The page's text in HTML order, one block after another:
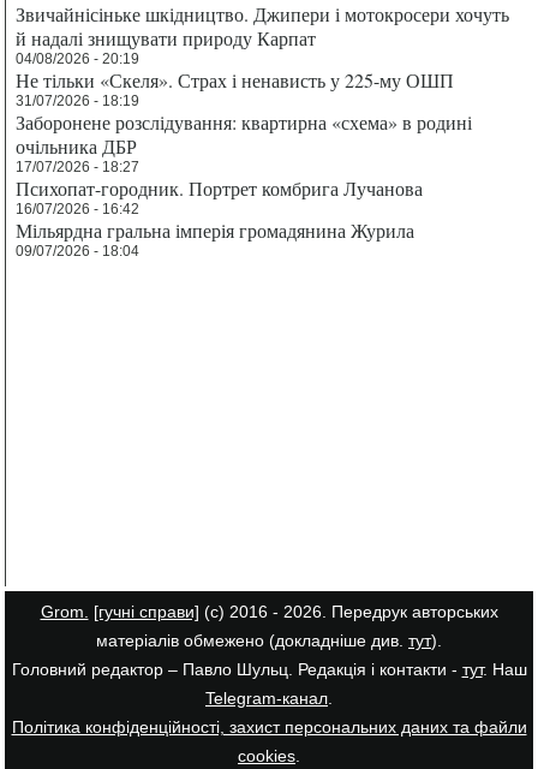
Звичайнісіньке шкідництво. Джипери і мотокросери хочуть
й надалі знищувати природу Карпат
04/08/2026 - 20:19
Не тільки «Скеля». Страх і ненависть у 225-му ОШП
31/07/2026 - 18:19
Заборонене розслідування: квартирна «схема» в родині
очільника ДБР
17/07/2026 - 18:27
Психопат-городник. Портрет комбрига Лучанова
16/07/2026 - 16:42
Мільярдна гральна імперія громадянина Журила
09/07/2026 - 18:04
Grom. [гучні справи] (с) 2016 - 2026. Передрук авторських
матеріалів обмежено (докладніше див. тут).
Головний редактор – Павло Шульц. Редакція і контакти - тут. Наш
Telegram-канал.
Політика конфіденційності, захист персональних даних та файли
cookies.